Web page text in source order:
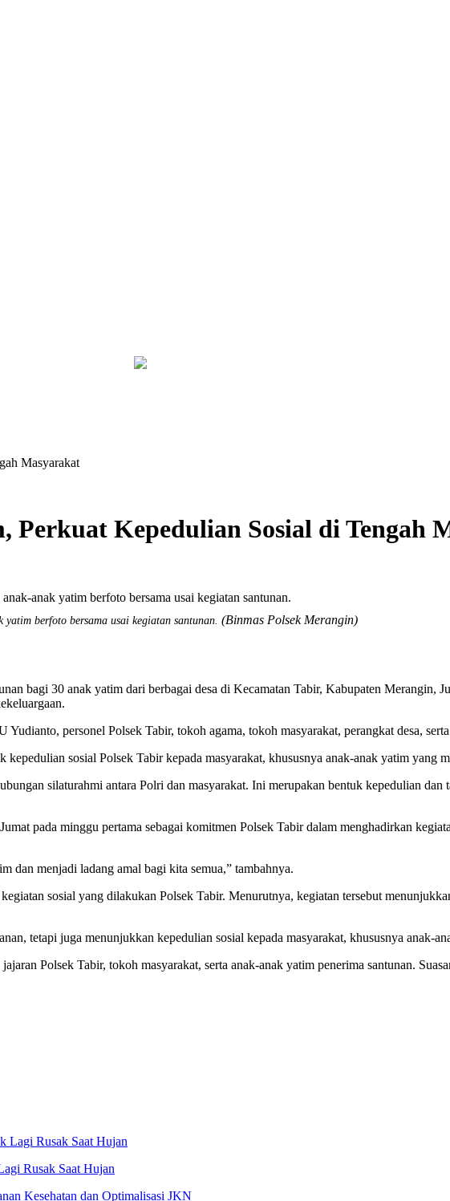
Masyarakat
Perkuat Kepedulian Sosial di Tengah
berfoto bersama usai kegiatan santunan. (Binmas Polsek Merangin)
bagi 30 anak yatim dari berbagai desa di Kecamatan Tabir, Kabupaten Merangin,
personel Polsek Tabir, tokoh agama, tokoh masyarakat, perangkat desa, serta
sosial Polsek Tabir kepada masyarakat, khususnya anak-anak yatim yang
silaturahmi antara Polri dan masyarakat. Ini merupakan bentuk kepedulian
pada minggu pertama sebagai komitmen Polsek Tabir dalam menghadirkan
dan menjadi ladang amal bagi kita semua,” tambahnya.
sosial yang dilakukan Polsek Tabir. Menurutnya, kegiatan tersebut
tetapi juga menunjukkan kepedulian sosial kepada masyarakat, khususnya anak-
Polsek Tabir, tokoh masyarakat, serta anak-anak yatim penerima santunan.
Rusak Saat Hujan